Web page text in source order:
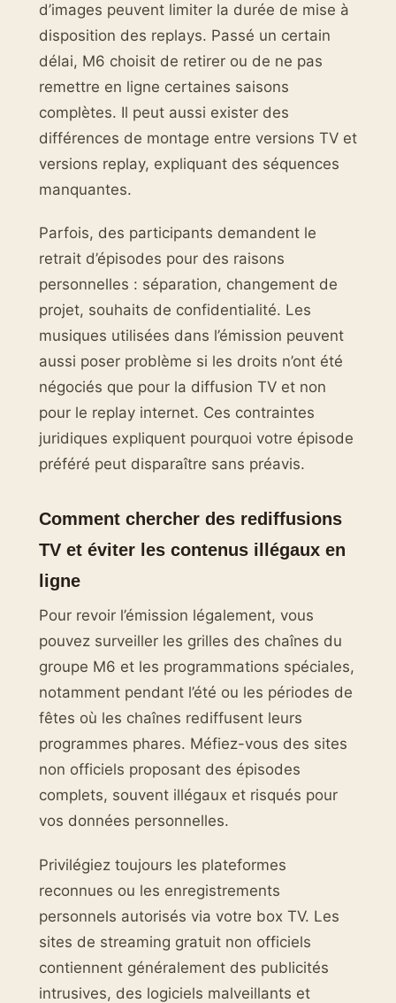
d’images peuvent limiter la durée de mise à
disposition des replays. Passé un certain
délai, M6 choisit de retirer ou de ne pas
remettre en ligne certaines saisons
complètes. Il peut aussi exister des
différences de montage entre versions TV et
versions replay, expliquant des séquences
manquantes.
Parfois, des participants demandent le
retrait d’épisodes pour des raisons
personnelles : séparation, changement de
projet, souhaits de confidentialité. Les
musiques utilisées dans l’émission peuvent
aussi poser problème si les droits n’ont été
négociés que pour la diffusion TV et non
pour le replay internet. Ces contraintes
juridiques expliquent pourquoi votre épisode
préféré peut disparaître sans préavis.
Comment chercher des rediffusions
TV et éviter les contenus illégaux en
ligne
Pour revoir l’émission légalement, vous
pouvez surveiller les grilles des chaînes du
groupe M6 et les programmations spéciales,
notamment pendant l’été ou les périodes de
fêtes où les chaînes rediffusent leurs
programmes phares. Méfiez-vous des sites
non officiels proposant des épisodes
complets, souvent illégaux et risqués pour
vos données personnelles.
Privilégiez toujours les plateformes
reconnues ou les enregistrements
personnels autorisés via votre box TV. Les
sites de streaming gratuit non officiels
contiennent généralement des publicités
intrusives, des logiciels malveillants et